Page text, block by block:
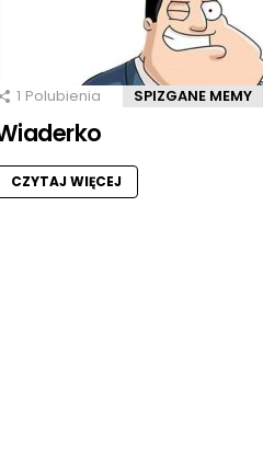
1 Polubienia SPIZGANE MEMY
CZYTAJ WIĘCEJ